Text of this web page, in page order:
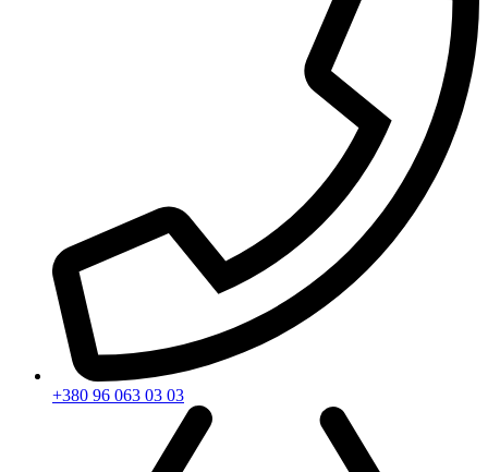
+380 96 063 03 03